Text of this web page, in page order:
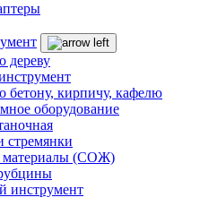
дереву
бетону, кирпичу, кафелю
оборудование
стремянки
материалы (СОЖ)
инструмент